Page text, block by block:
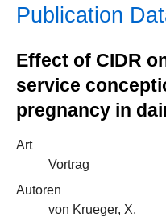
Publication
Effect of CIDR
service
pregnancy in
Art
Vortrag
Autoren
von Krueger, X.